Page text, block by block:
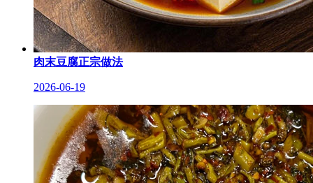
肉末豆腐正宗做法
2026-06-19